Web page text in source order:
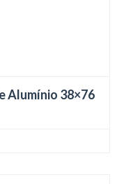
Alumínio 38×76